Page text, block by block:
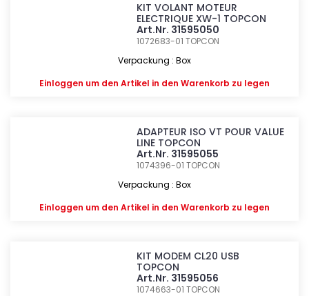
KIT VOLANT MOTEUR
ELECTRIQUE XW-1 TOPCON
Art.Nr. 31595050
1072683-01TOPCON
Verpackung : Box
Einloggen um den Artikel in den Warenkorb zu legen
ADAPTEUR ISO VT POUR VALUE
LINE TOPCON
Art.Nr. 31595055
1074396-01TOPCON
Verpackung : Box
Einloggen um den Artikel in den Warenkorb zu legen
KIT MODEM CL20 USB
TOPCON
Art.Nr. 31595056
1074663-01TOPCON